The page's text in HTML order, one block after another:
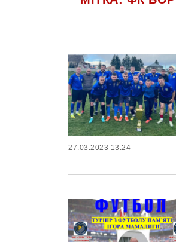
27.03.2023 13:24